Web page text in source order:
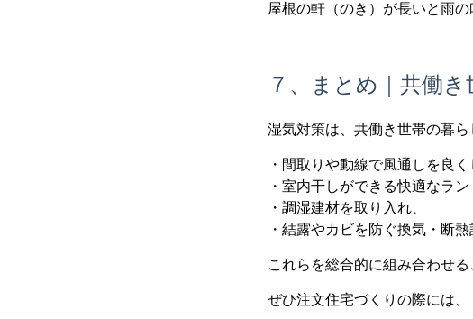
屋根の軒（のき）が長いと雨
７、まとめ｜共働
湿気対策は、共働き世帯の暮
・間取りや動線で風通しを良く
・室内干しができる快適なラ
・調湿建材を取り入れ、
・結露やカビを防ぐ換気・断
これらを総合的に組み合わせ
ぜひ注文住宅づくりの際には